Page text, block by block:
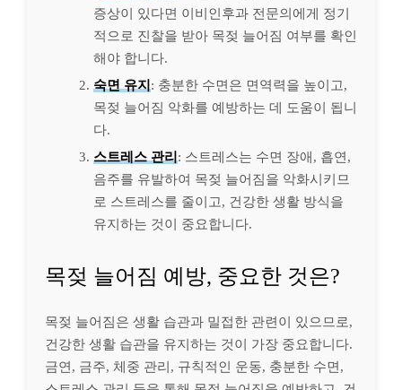
증상이 있다면 이비인후과 전문의에게 정기
적으로 진찰을 받아 목젖 늘어짐 여부를 확인
해야 합니다.
숙면 유지 : 충분한 수면은 면역력을 높이고,
목젖 늘어짐 악화를 예방하는 데 도움이 됩니
다.
스트레스 관리 : 스트레스는 수면 장애, 흡연,
음주를 유발하여 목젖 늘어짐을 악화시키므
로 스트레스를 줄이고, 건강한 생활 방식을
유지하는 것이 중요합니다.
목젖 늘어짐 예방, 중요한 것은?
목젖 늘어짐은 생활 습관과 밀접한 관련이 있으므로,
건강한 생활 습관을 유지하는 것이 가장 중요합니다.
금연, 금주, 체중 관리, 규칙적인 운동, 충분한 수면,